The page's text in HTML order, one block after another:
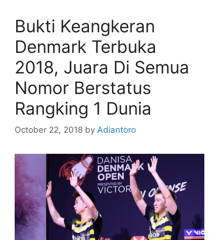
Bukti Keangkeran
Denmark Terbuka
2018, Juara Di Semua
Nomor Berstatus
Rangking 1 Dunia
October 22, 2018 by Adiantoro